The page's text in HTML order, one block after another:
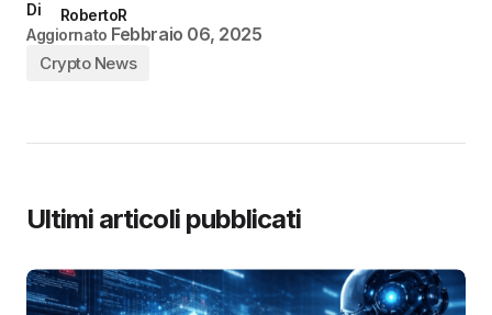
Di
RobertoR
Aggiornato Febbraio 06, 2025
Crypto News
Ultimi articoli pubblicati